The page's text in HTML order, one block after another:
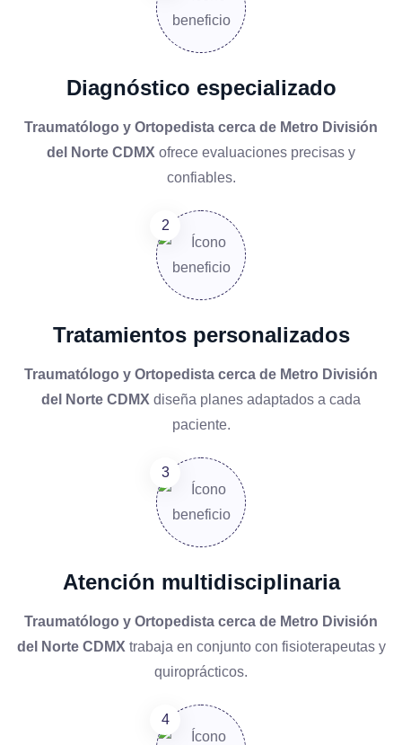
Diagnóstico especializado
Traumatólogo y Ortopedista cerca de Metro División
del Norte CDMX ofrece evaluaciones precisas y
confiables.
Tratamientos personalizados
Traumatólogo y Ortopedista cerca de Metro División
del Norte CDMX diseña planes adaptados a cada
paciente.
Atención multidisciplinaria
Traumatólogo y Ortopedista cerca de Metro División
del Norte CDMX trabaja en conjunto con fisioterapeutas y
quiroprácticos.